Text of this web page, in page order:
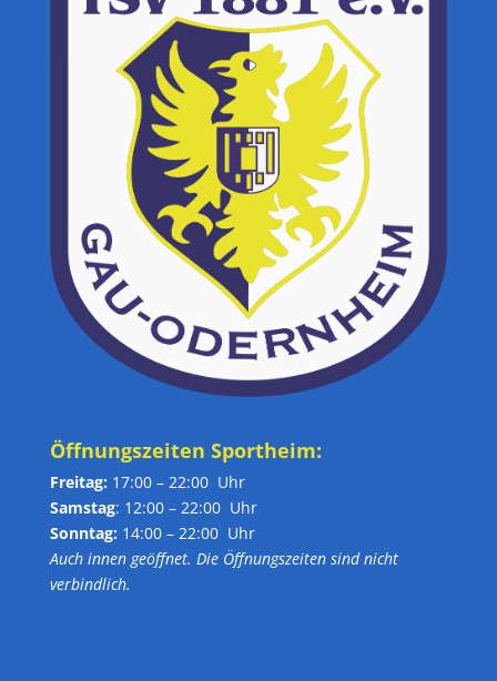
Öffnungszeiten Sportheim:
Freitag: 17:00 – 22:00 Uhr
Samstag: 12:00 – 22:00 Uhr
Sonntag: 14:00 – 22:00 Uhr
Auch innen geöffnet. Die Öffnungszeiten sind nicht
verbindlich.